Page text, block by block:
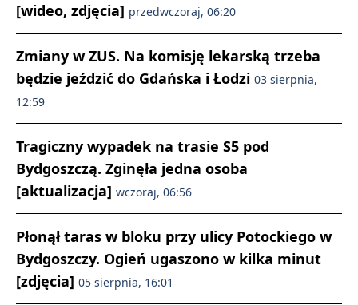
[wideo, zdjęcia] przedwczoraj, 06:20
Zmiany w ZUS. Na komisję lekarską trzeba
będzie jeździć do Gdańska i Łodzi 03 sierpnia,
12:59
Tragiczny wypadek na trasie S5 pod
Bydgoszczą. Zginęła jedna osoba
[aktualizacja] wczoraj, 06:56
Płonął taras w bloku przy ulicy Potockiego w
Bydgoszczy. Ogień ugaszono w kilka minut
[zdjęcia] 05 sierpnia, 16:01